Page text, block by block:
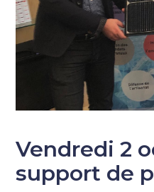
Vendredi 2
support de